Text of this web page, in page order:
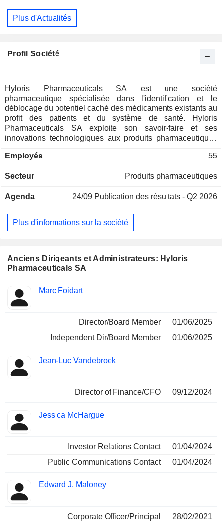
Plus d'Actualités
Anciens Dirigeants et Administrateurs: Hyloris
Pharmaceuticals SA
Insider
Fonctions
Marc Foidart
Director/Board Member
01/06/2025
Independent Dir/Board Member
01/06/2025
Jean-Luc Vandebroek
Director of Finance/CFO 09/12/2024
Jessica McHargue
Investor Relations Contact
01/04/2024
Public Communications Contact
01/04/2024
Edward J. Maloney
Corporate Officer/Principal 28/02/2021
Profil Société
Hyloris Pharmaceuticals SA est une société
pharmaceutique spécialisée dans l'identification et le
déblocage du potentiel caché des médicaments existants au
profit des patients et du système de santé. Hyloris
Pharmaceuticals SA exploite son savoir-faire et ses
innovations technologiques aux produits pharmaceutiques
propriétaires qui a le potentiel d'offrir des avantages
disponibles. Hyloris Pharmaceuticals SA dispose
partenariat : Sotalol IV pour le traitement de la fibrillation
le traitement de la douleur. La stratégie de développement
de la société se concentre principalement sur la voie
et l'efficacité de la molécule ont déjà été établies.
Employés 55
Secteur Produits pharmaceutiques
Agenda 24/09 Publication des résultats - Q2 2026
Plus d'informations sur la société